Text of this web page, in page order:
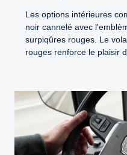
Les options intérieures
noir cannelé avec
surpiqûres rouges. Le
rouges renforce le plaisir